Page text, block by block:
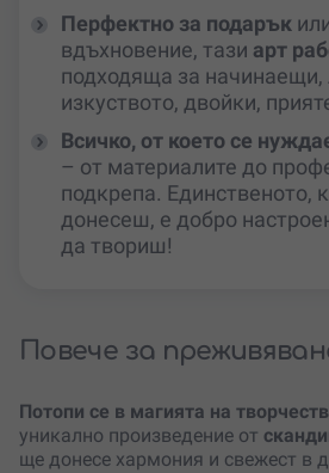
Перфектно за подарък
вдъхновение, тази арт
подходяща за начинаещи,
изкуството, двойки,
Всичко, от което се
– от материалите до
подкрепа. Единственото,
донесеш, е добро
да твориш!
Повече за
Потопи се в магията на
уникално произведение от
ще донесе хармония и свежест в